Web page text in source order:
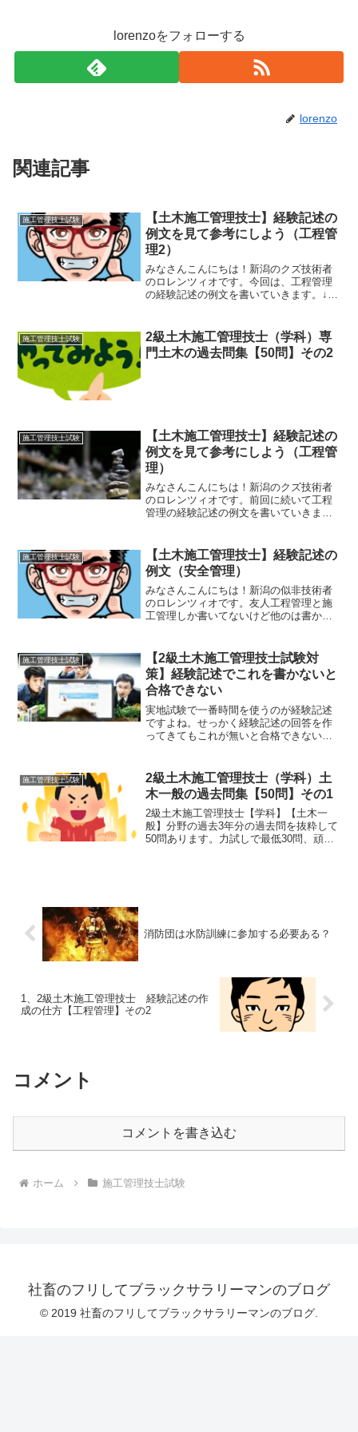
lorenzoをフォローする
lorenzo
関連記事
施工管理技士試験
【土木施工管理技士】経験記述の
例文を見て参考にしよう（工程管
理2）
みなさんこんにちは！新潟のクズ技術者
のロレンツィオです。今回は、工程管理
の経験記述の例文を書いていきます。↓の
土木施工管理技術検定実地試験（2019年
度） （スーパー...
施工管理技士試験
2級土木施工管理技士（学科）専
門土木の過去問集【50問】その2
施工管理技士試験
【土木施工管理技士】経験記述の
例文を見て参考にしよう（工程管
理）
みなさんこんにちは！新潟のクズ技術者
のロレンツィオです。前回に続いて工程
管理の経験記述の例文を書いていきま
説集1級土木施工管理技術検定実地試験
（2019年度） （スー...
施工管理技士試験
【土木施工管理技士】経験記述の
例文（安全管理）
みなさんこんにちは！新潟の似非技術者
のロレンツィオです。友人工程管理と施
工管理しか書いてないけど他のは書かけ
回は安全管理を書いたるわい！！今回
は、安全管理の経験記述の例...
施工管理技士試験
【2級土木施工管理技士試験対
策】経験記述でこれを書かないと
合格できない
実地試験で一番時間を使うのが経験記述
ですよね。せっかく経験記述の回答を作
ってきてもこれが無いと合格できないこ
が、これが曖昧だと近年の経験記述では
合格できません。なぜなら、...
施工管理技士試験
2級土木施工管理技士（学科）土
木一般の過去問集【50問】その1
2級土木施工管理技士【学科】【土木一
般】分野の過去3年分の過去問を抜粋して
50問あります。力試しで最低30問、頑張
消防団は水防訓練に参加する必要ある？
1、2級土木施工管理技士 経験記述の作
成の仕方【工程管理】その2
コメント
コメントを書き込む
ホーム 施工管理技士試験
社畜のフリしてブラックサラリーマンのブログ
© 2019 社畜のフリしてブラックサラリーマンのブログ.